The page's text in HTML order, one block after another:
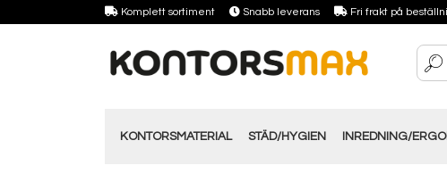
Komplett sortiment Snabb leverans Fri frakt på
KONTORSMATERIAL STÄD/HYGIEN INREDNING/